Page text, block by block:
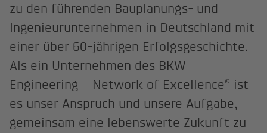
zu den führenden Bauplanungs- und
Ingenieurunternehmen in Deutschland mit
einer über 60-jährigen Erfolgsgeschichte.
Als ein Unternehmen des BKW
Engineering – Network of Excellence® ist
es unser Anspruch und unsere Aufgabe,
gemeinsam eine lebenswerte Zukunft zu